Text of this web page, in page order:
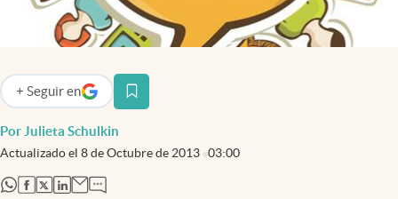
abre en nueva pestaña
Argentina
Por Julieta Schulkin
Actualizado el 8 de Octubre de 2013 03:00
+ Seguir en
abre en nueva pestaña
abre en nueva pestaña
abre en nueva pestaña
abre en nueva pestaña
abre en nueva pestaña